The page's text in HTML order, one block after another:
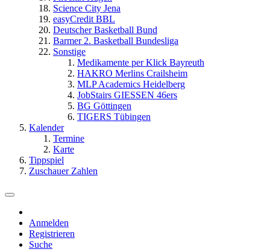
Science City Jena
easyCredit BBL
Deutscher Basketball Bund
Barmer 2. Basketball Bundesliga
Sonstige
Medikamente per Klick Bayreuth
HAKRO Merlins Crailsheim
MLP Academics Heidelberg
JobStairs GIESSEN 46ers
BG Göttingen
TIGERS Tübingen
Kalender
Termine
Karte
Tippspiel
Zuschauer Zahlen
Anmelden
Registrieren
Suche